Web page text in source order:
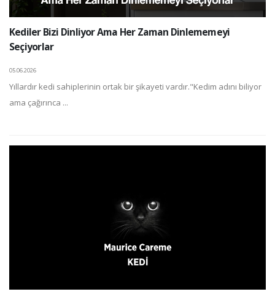
Kediler Bizi Dinliyor Ama Her Zaman Dinlememeyi
Seçiyorlar
05.06.2026
Yıllardır kedi sahiplerinin ortak bir şikayeti vardır."Kedim adını biliyor
ama çağırınca ...